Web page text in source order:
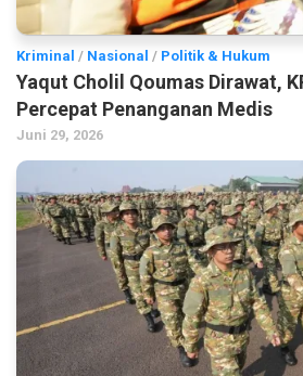
Kriminal / Nasional / Politik & Hukum
Yaqut Cholil Qoumas Dirawat,
Percepat Penanganan Medis
Juni 29, 2026